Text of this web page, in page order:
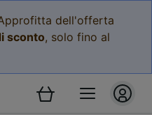
dell'offerta
sconto, solo fino al